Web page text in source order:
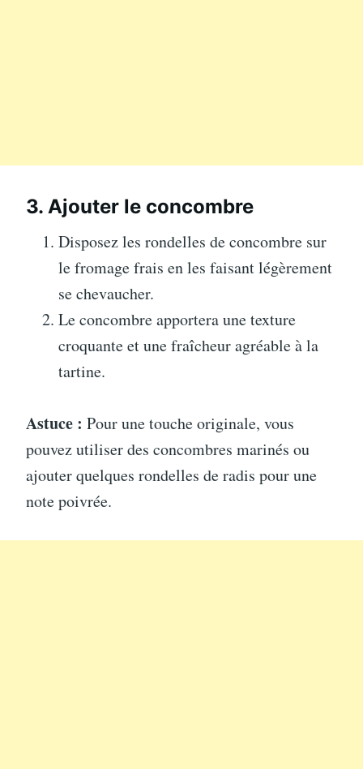
3. Ajouter le concombre
Disposez les rondelles de concombre sur
le fromage frais en les faisant légèrement
se chevaucher.
Le concombre apportera une texture
croquante et une fraîcheur agréable à la
tartine.
Astuce : Pour une touche originale, vous
pouvez utiliser des concombres marinés ou
ajouter quelques rondelles de radis pour une
note poivrée.